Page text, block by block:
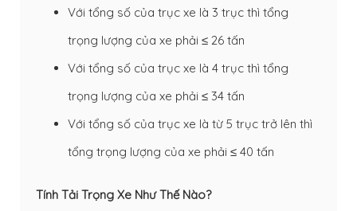
Với tổng số của trục xe là 3 trục thì tổng
trọng lượng của xe phải ≤ 26 tấn
Với tổng số của trục xe là 4 trục thì tổng
trọng lượng của xe phải ≤ 34 tấn
Với tổng số của trục xe là từ 5 trục trở lên thì
tổng trọng lượng của xe phải ≤ 40 tấn
Tính Tải Trọng Xe Như Thế Nào?